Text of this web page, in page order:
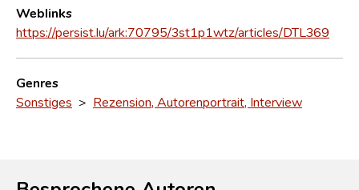
Weblinks
https://persist.lu/ark:70795/3st1p1wtz/articles/DTL369
Genres
Sonstiges > Rezension, Autorenportrait, Interview